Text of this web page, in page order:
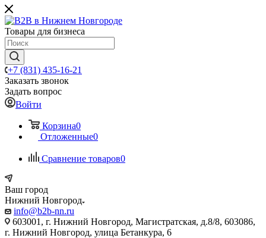
Товары для бизнеса
+7 (831) 435-16-21
Заказать звонок
Задать вопрос
Войти
Корзина0
Отложенные0
Сравнение товаров0
Ваш город
Нижний Новгород
info@b2b-nn.ru
603001, г. Нижний Новгород, Магистратская, д.8/8, 603086,
г. Нижний Новгород, улица Бетанкура, 6